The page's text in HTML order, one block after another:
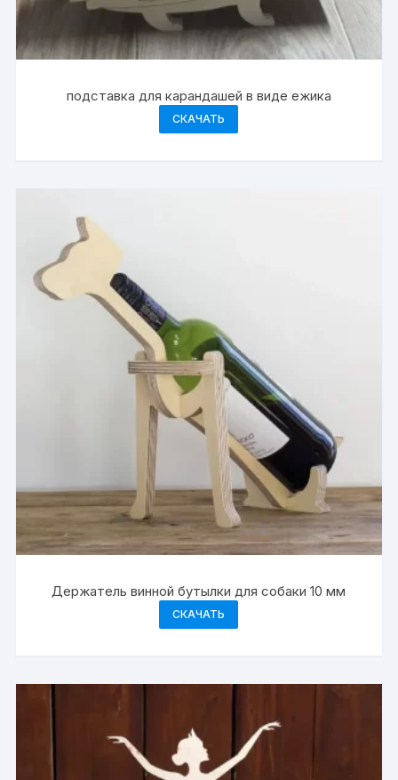
подставка для карандашей в виде ежика
СКАЧАТЬ
Держатель винной бутылки для собаки 10 мм
СКАЧАТЬ